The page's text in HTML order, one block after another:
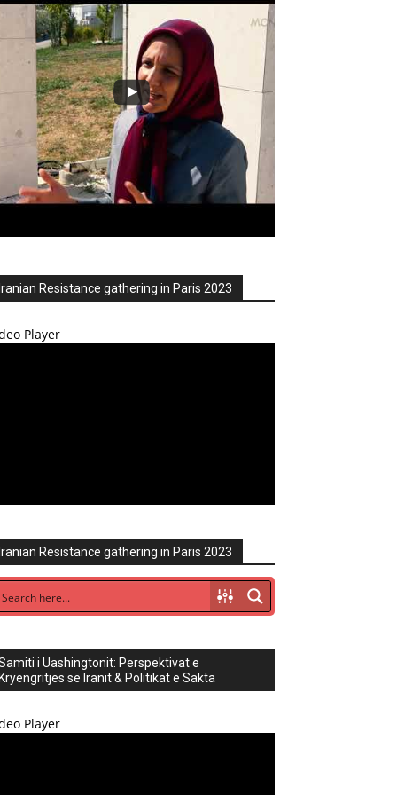
Resistance gathering in Paris 2023
Player
Resistance gathering in Paris 2023
i Uashingtonit: Perspektivat e
së Iranit & Politikat e Sakta
Player